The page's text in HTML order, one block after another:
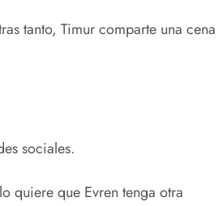
tanto, Timur comparte una cena
sociales.
quiere que Evren tenga otra